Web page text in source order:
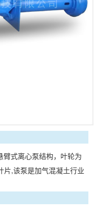
式离心泵结构，叶轮为
片,该泵是加气混凝土行业